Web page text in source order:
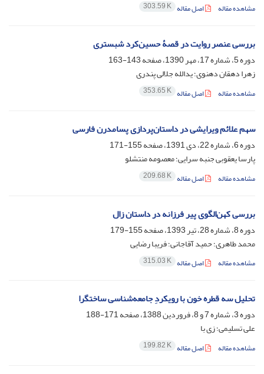
مشاهده مقاله اصل مقاله 303.59 K
بررسی عنصر روایت در قصۀ حسین‌کرد شبستری
دوره 5، شماره 17، مهر 1390، صفحه
143-163
زهرا دهقان دهنوی؛ یدالله جلالی پندری
مشاهده مقاله اصل مقاله 353.65 K
سهم علائم ویرایشی در داستان‌پردازی پسامدرن فارسی
دوره 6، شماره 22، دی 1391، صفحه
155-171
پارسا یعقوبی جنبه سرایی؛ معصومه منتشلو
مشاهده مقاله اصل مقاله 209.68 K
بررسی کهن‌الگوی پیر فرزانه در داستان زال
دوره 8، شماره 28، تیر 1393، صفحه
155-179
محمد طاهری؛ حمید آقاجانی؛ فریبا رضایی
مشاهده مقاله اصل مقاله 315.03 K
تحلیل سه قطره خون با رویکردِ جامعه‌شناسی ساختگرا
دوره 3، شماره 7 و 8، فروردین 1388، صفحه
171-188
علی تسلیمی؛ زی با
مشاهده مقاله اصل مقاله 199.82 K